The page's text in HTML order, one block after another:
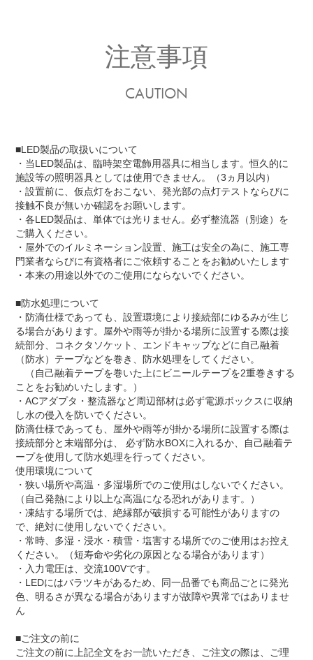
注意事項
CAUTION
■LED製品の取扱いについて
・当LED製品は、臨時架空電飾用器具に相当します。恒久的に
施設等の照明器具としては使用できません。（3ヵ月以内）
・設置前に、仮点灯をおこない、発光部の点灯テストならびに
接触不良が無いか確認をお願いします。
・各LED製品は、単体では光りません。必ず整流器（別途）を
ご購入ください。
・屋外でのイルミネーション設置、施工は安全の為に、施工専
門業者ならびに有資格者にご依頼することをお勧めいたします
・本来の用途以外でのご使用にならないでください。
■防水処理について
・防滴仕様であっても、設置環境により接続部にゆるみが生じ
る場合があります。屋外や雨等が掛かる場所に設置する際は接
続部分、コネクタソケット、エンドキャップなどに自己融着
（防水）テープなどを巻き、防水処理をしてください。
（自己融着テープを巻いた上にビニールテープを2重巻きする
ことをお勧めいたします。）
・ACアダプタ・整流器など周辺部材は必ず電源ボックスに収納
し水の侵入を防いでください。
防滴仕様であっても、屋外や雨等が掛かる場所に設置する際は
接続部分と末端部分は、 必ず防水BOXに入れるか、自己融着テ
ープを使用して防水処理を行ってください。
使用環境について
・狭い場所や高温・多湿場所でのご使用はしないでください。
（自己発熱により以上な高温になる恐れがあります。）
・凍結する場所では、絶縁部が破損する可能性がありますの
で、絶対に使用しないでください。
・常時、多湿・浸水・積雪・塩害する場所でのご使用はお控え
ください。（短寿命や劣化の原因となる場合があります）
・入力電圧は、交流100Vです。
・LEDにはバラツキがあるため、同一品番でも商品ごとに発光
色、明るさが異なる場合がありますが故障や異常ではありませ
ん
■ご注文の前に
ご注文の前に上記全文をお一読いただき、ご注文の際は、ご理